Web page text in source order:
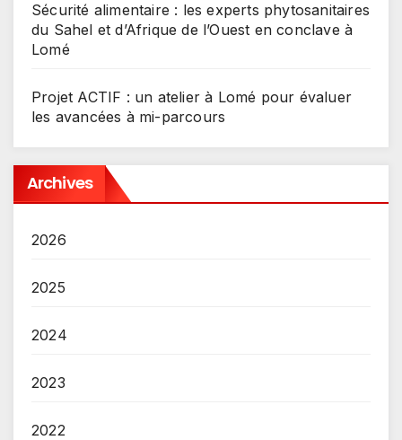
Sécurité alimentaire : les experts phytosanitaires
du Sahel et d’Afrique de l’Ouest en conclave à
Lomé
Projet ACTIF : un atelier à Lomé pour évaluer
les avancées à mi-parcours
Archives
2026
2025
2024
2023
2022